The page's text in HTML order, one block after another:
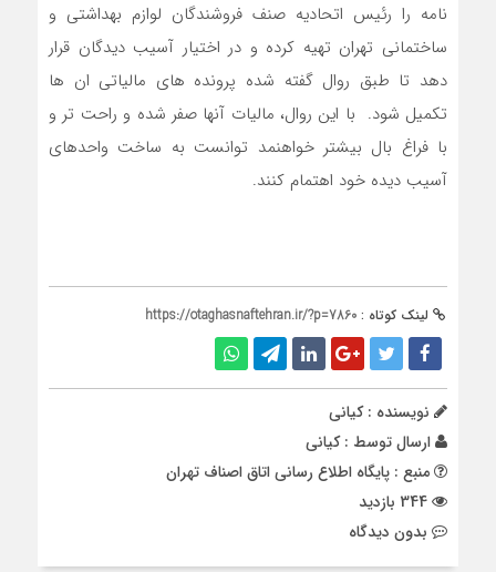
نامه را رئیس اتحادیه صنف فروشندگان لوازم بهداشتی و
ساختمانی تهران تهیه کرده و در اختیار آسیب دیدگان قرار
دهد تا طبق روال گفته شده پرونده های مالیاتی ان ها
تکمیل شود. با این روال، مالیات آنها صفر شده و راحت تر و
با فراغ بال بیشتر خواهنمد توانست به ساخت واحدهای
آسیب دیده خود اهتمام کنند.
لینک کوتاه : https://otaghasnaftehran.ir/?p=7860
نویسنده : کیانی
ارسال توسط :کیانی
منبع : پایگاه اطلاع رسانی اتاق اصناف تهران
بدون دیدگاه